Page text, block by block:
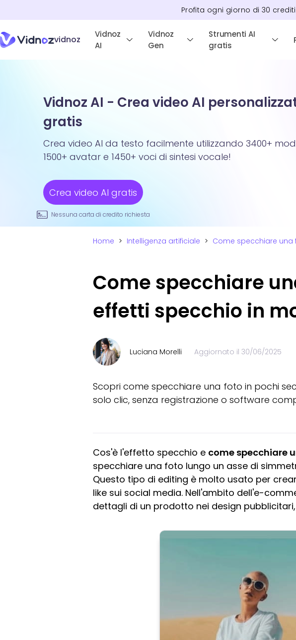
Profita ogni giorno di 30 crediti
vidnoz
Vidnoz
AI
Vidnoz
Gen
Strumenti AI
gratis
Vidnoz AI - Crea video AI
gratis
Crea video AI da testo facilmente utilizzando 3400+
1500+ avatar e 1450+ voci di sintesi vocale!
Crea video AI gratis
Nessuna carta di credito richiesta
Home > Intelligenza artificiale > Come specchiare una
Come specchiare
effetti specchio in
Luciana Morelli Aggiornato il 30/06/2025
Scopri come specchiare una foto in pochi
solo clic, senza registrazione o software
Cos'è l'effetto specchio e come specchiare
specchiare una foto lungo un asse di
Questo tipo di editing è molto usato per
like sui social media. Nell'ambito dell'e-
dettagli di un prodotto nei design